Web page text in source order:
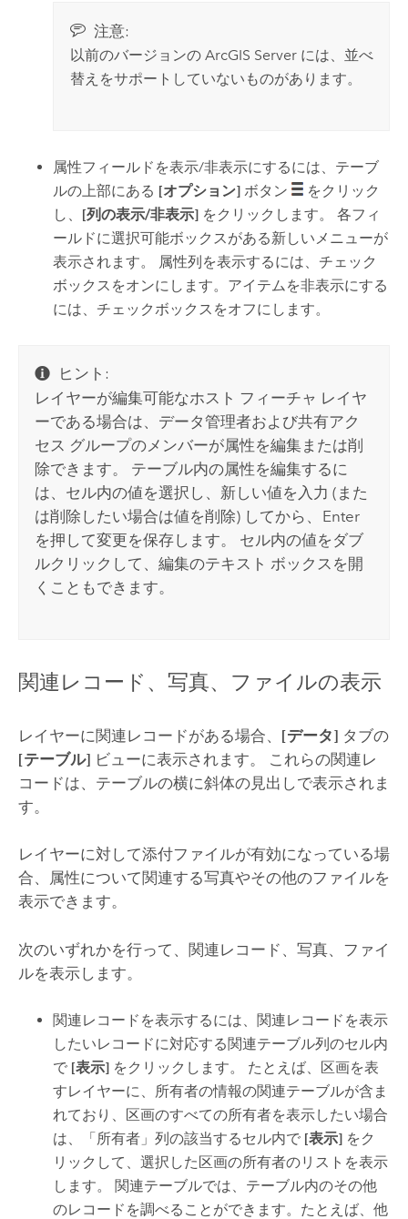
注意:
以前のバージョンの ArcGIS Serverには、並べ
替えをサポートしていないものがあります。
属性フィールドを表示/非表示にするには、テーブ
ルの上部にある [オプション] ボタン
をクリック
し、 [列の表示/非表示] をクリックします。 各フィ
ールドに選択可能ボックスがある新しいメニューが
表示されます。 属性列を表示するには、チェック
ボックスをオンにします。アイテムを非表示にする
には、チェックボックスをオフにします。
ヒント:
レイヤーが編集可能なホスト フィーチャ レイヤ
ーである場合は、データ管理者および共有アク
セス グループのメンバーが属性を編集または削
除できます。 テーブル内の属性を編集するに
は、セル内の値を選択し、新しい値を入力 (また
は削除したい場合は値を削除) してから、 Enter
を押して変更を保存します。 セル内の値をダブ
ルクリックして、編集のテキスト ボックスを開
くこともできます。
関連レコード、写真、ファイルの表示
レイヤーに関連レコードがある場合、 [データ] タブの
[テーブル] ビューに表示されます。 これらの関連レ
コードは、テーブルの横に斜体の見出しで表示されま
す。
レイヤーに対して添付ファイルが有効になっている場
合、属性について関連する写真やその他のファイルを
表示できます。
次のいずれかを行って、関連レコード、写真、ファイ
ルを表示します。
関連レコードを表示するには、関連レコードを表示
したいレコードに対応する関連テーブル列のセル内
で [表示] をクリックします。 たとえば、区画を表
すレイヤーに、所有者の情報の関連テーブルが含ま
れており、区画のすべての所有者を表示したい場合
は、「所有者」列の該当するセル内で [表示] をク
リックして、選択した区画の所有者のリストを表示
します。 関連テーブルでは、テーブル内のその他
のレコードを調べることができます。たとえば、他